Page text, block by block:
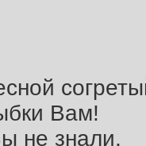
Вам!
не знали,